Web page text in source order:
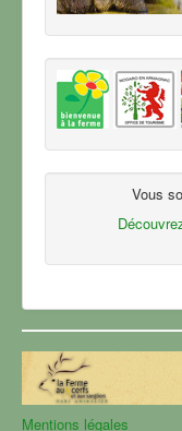
Vous
Mentions légales